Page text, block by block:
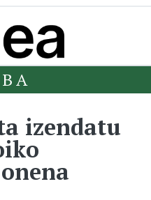
izendatu